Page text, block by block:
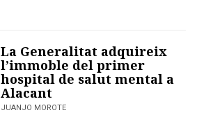
La Generalitat adquireix
l’immoble del primer
hospital de salut mental a
Alacant
JUANJO MOROTE